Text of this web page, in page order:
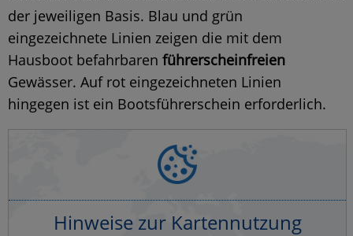
der jeweiligen Basis. Blau und grün
eingezeichnete Linien zeigen die mit dem
Hausboot befahrbaren führerscheinfreien
Gewässer. Auf rot eingezeichneten Linien
hingegen ist ein Bootsführerschein erforderlich.
Hinweise zur Kartennutzung